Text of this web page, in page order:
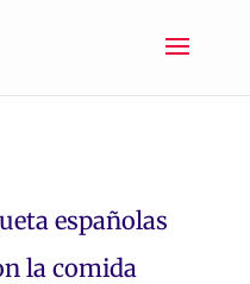
españolas
la comida